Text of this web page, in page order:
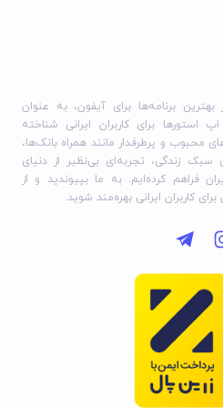
برنامه‌ها برای آیفون، به عنوان
برای کاربران ایرانی شناخته
و پرطرفدار مانند همراه بانک‌ها،
سبک زندگی، تجربه‌ای بی‌نظیر از دنیای
فراهم کرده‌ایم. به ما بپیوندید و از
کاربران ایرانی بهره‌مند شوید.